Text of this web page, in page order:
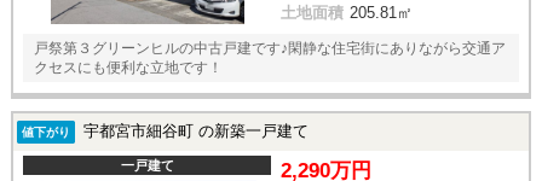
土地面積 205.81㎡
戸祭第３グリーンヒルの中古戸建です♪閑静な住宅街にありながら交通ア
クセスにも便利な立地です！
値下がり 宇都宮市細谷町 の新築一戸建て
一戸建て 2,290万円